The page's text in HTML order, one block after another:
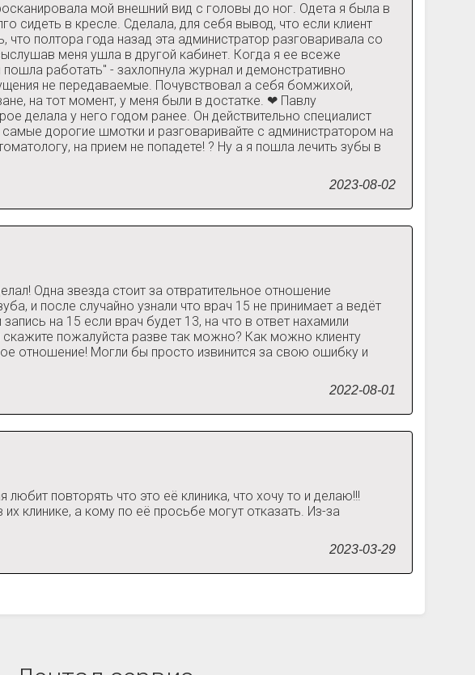
мой внешний вид с головы до ног. Одета я была в
сидеть в кресле. Сделала, для себя вывод, что если клиент
полтора года назад эта администратор разговаривала со
меня ушла в другой кабинет. Когда я ее всеже
работать" - захлопнула журнал и демонстративно
не передаваемые. Почувствовал а себя бомжихой,
на тот момент, у меня были в достатке. ❤ Павлу
делала у него годом ранее. Он действительно специалист
дорогие шмотки и разговаривайте с администратором на
на прием не попадете! ? Ну а я пошла лечить зубы в
2023-08-02
Одна звезда стоит за отвратительное отношение
и после случайно узнали что врач 15 не принимает а ведёт
на 15 если врач будет 13, на что в ответ нахамили
скажите пожалуйста разве так можно? Как можно клиенту
отношение! Могли бы просто извинится за свою ошибку и
2022-08-01
повторять что это её клиника, что хочу то и делаю!!!
клинике, а кому по её просьбе могут отказать. Из-за
2023-03-29